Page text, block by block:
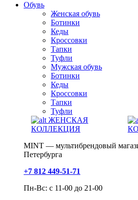
Обувь
Женская обувь
Ботинки
Кеды
Кроссовки
Тапки
Туфли
Мужская обувь
Ботинки
Кеды
Кроссовки
Тапки
Туфли
ЖЕНСКАЯ
КОЛЛЕКЦИЯ
MINT — мультибрендовый
Петербурга
+7 812 449-51-71
Пн-Вс: с 11-00 до 21-00